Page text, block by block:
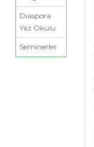
Diaspora
Yaz Okulu
Seminerler